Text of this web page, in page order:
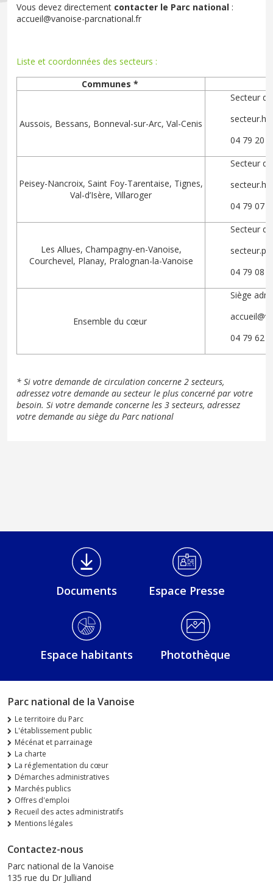
Vous devez directement contacter le Parc national :
accueil@vanoise-parcnational.fr
Liste et coordonnées des secteurs :
Communes *
Aussois, Bessans, Bonneval-sur-Arc, Val-Cenis
Secteur
04 79 20
Peisey-Nancroix, Saint Foy-Tarentaise, Tignes,
Val-d’Isère, Villaroger
Secteur
04 79 07
Les Allues, Champagny-en-Vanoise,
Courchevel, Planay, Pralognan-la-Vanoise
Secteur
04 79 08
Ensemble du cœur
Siège
04 79 62
* Si votre demande de circulation concerne 2 secteurs,
adressez votre demande au secteur le plus concerné par votre
besoin. Si votre demande concerne les 3 secteurs, adressez
votre demande au siège du Parc national
Médiathèque Footer
Documents Espace Presse
Espace habitants Photothèque
Parc national de la Vanoise
Le territoire du Parc
L'établissement public
Mécénat et parrainage
La charte
La réglementation du cœur
Démarches administratives
Marchés publics
Offres d'emploi
Recueil des actes administratifs
Mentions légales
Contactez-nous
Parc national de la Vanoise
135 rue du Dr Julliand